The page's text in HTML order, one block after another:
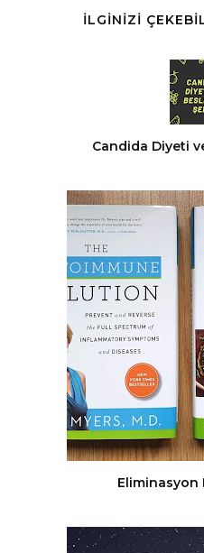
İLGİNİZİ
Candida Diyeti
Eliminasyon